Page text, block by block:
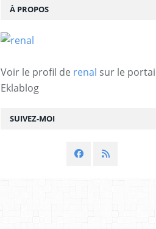
SUIVEZ-MOI
À PROPOS
Voir le profil de renal sur le
Eklablog